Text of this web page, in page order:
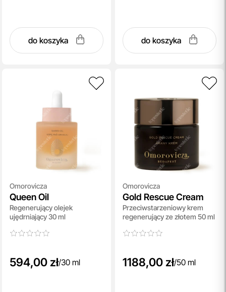
do koszyka do koszyka
Omorovicza
Queen Oil
Regenerujący olejek
ujędrniający 30 ml
594,00 zł/30 ml
Omorovicza
Gold Rescue Cream
Przeciwstarzeniowy krem ​​
regenerujący ze złotem 50 ml
1188,00 zł/50 ml